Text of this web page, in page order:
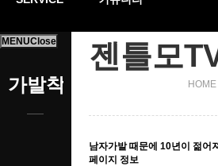
젠틀모
HOME
남자가발 때문에 10년이 젊어
페이지 정보
MENUClose
가발착용전후